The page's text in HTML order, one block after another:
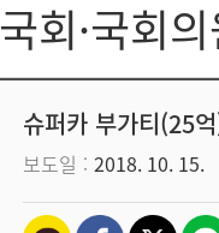
국회·국회
슈퍼카 부가티(25
보도일 2018. 10. 15.